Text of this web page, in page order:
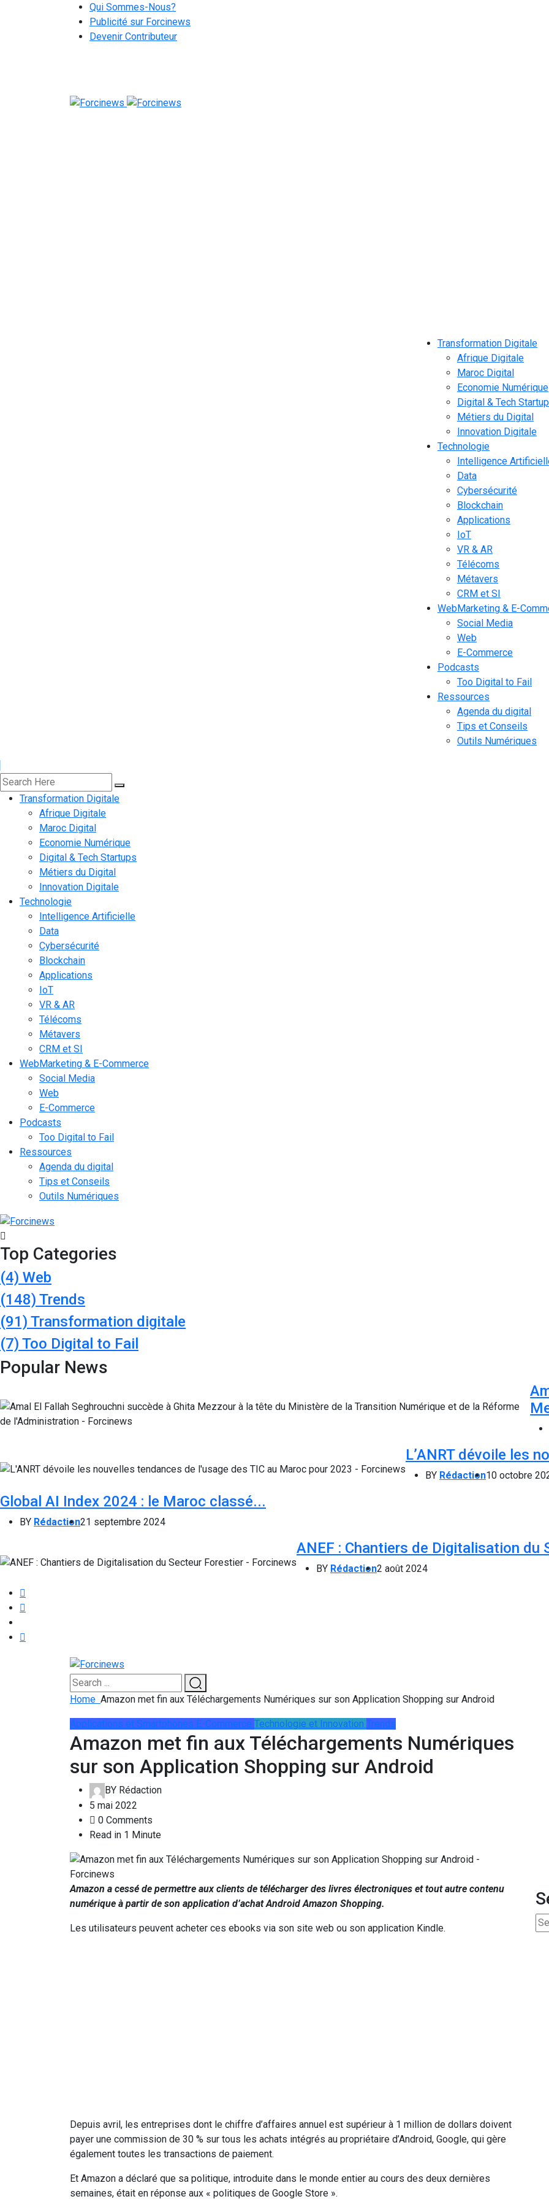
Qui Sommes-Nous?
Publicité sur Forcinews
Devenir Contributeur
Transformation Digitale
Afrique Digitale
Maroc Digital
Economie Numérique
Digital & Tech
Métiers du Digital
Innovation Digitale
Technologie
Intelligence
Data
Cybersécurité
Blockchain
Applications
IoT
VR & AR
Télécoms
Métavers
CRM et SI
WebMarketing & E-
Social Media
Web
E-Commerce
Podcasts
Too Digital to Fail
Ressources
Agenda du digital
Tips et Conseils
Outils Numériques
Transformation Digitale
Afrique Digitale
Maroc Digital
Economie Numérique
Digital & Tech Startups
Métiers du Digital
Innovation Digitale
Technologie
Intelligence Artificielle
Data
Cybersécurité
Blockchain
Applications
IoT
VR & AR
Télécoms
Métavers
CRM et SI
WebMarketing & E-Commerce
Social Media
Web
E-Commerce
Podcasts
Too Digital to Fail
Ressources
Agenda du digital
Tips et Conseils
Outils Numériques
Top Categories
(4) Web
(148) Trends
(91) Transformation digitale
(7) Too Digital to Fail
Popular News
L’ANRT dévoile les
BY Rédaction10 octobre
Global AI Index 2024 : le Maroc classé...
BY Rédaction21 septembre 2024
ANEF : Chantiers de Digitalisation du
BY Rédaction2 août 2024
Home Amazon met fin aux Téléchargements Numériques sur son Application Shopping sur Android
Applications et Smartphones E-Commerce Technologie et Innovation Trends
Amazon met fin aux Téléchargements Numériques
sur son Application Shopping sur Android
BY Rédaction
5 mai 2022
0 Comments
Read in 1 Minute
Amazon a cessé de permettre aux clients de télécharger des livres électroniques et tout autre contenu
numérique à partir de son application d’achat Android Amazon Shopping.
Les utilisateurs peuvent acheter ces ebooks via son site web ou son application Kindle.
Depuis avril, les entreprises dont le chiffre d’affaires annuel est supérieur à 1 million de dollars doivent
payer une commission de 30 % sur tous les achats intégrés au propriétaire d’Android, Google, qui gère
également toutes les transactions de paiement.
Et Amazon a déclaré que sa politique, introduite dans le monde entier au cours des deux dernières
semaines, était en réponse aux « politiques de Google Store ».